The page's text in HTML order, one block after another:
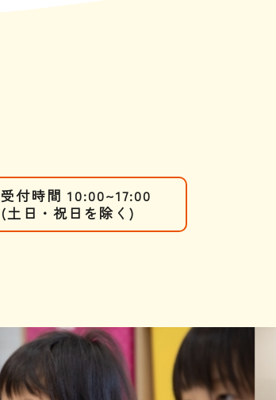
受付時間 10:00~17:00
(土日・祝日を除く)